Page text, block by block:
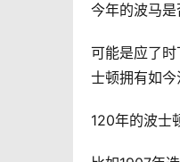
今年的波马是
可能是应了
士顿拥有如今
120年的波士